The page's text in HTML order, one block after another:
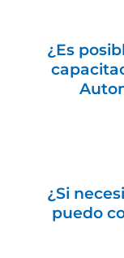
¿Es
¿Si
puedo